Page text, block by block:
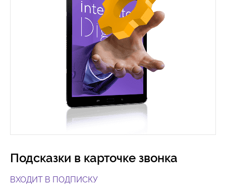
Подсказки в карточке звонка
ВХОДИТ В ПОДПИСКУ